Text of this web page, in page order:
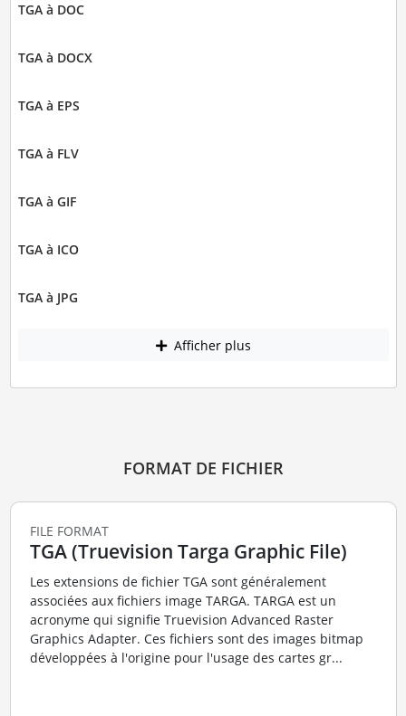
TGA à DOC
TGA à DOCX
TGA à EPS
TGA à FLV
TGA à GIF
TGA à ICO
TGA à JPG
Afficher plus
FORMAT DE FICHIER
FILE FORMAT
TGA (Truevision Targa Graphic File)
Les extensions de fichier TGA sont généralement
associées aux fichiers image TARGA. TARGA est un
acronyme qui signifie Truevision Advanced Raster
Graphics Adapter. Ces fichiers sont des images bitmap
développées à l'origine pour l'usage des cartes gr...